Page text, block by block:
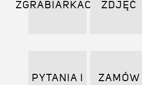
ZGRABIARKACH
ZDJĘĆ
PYTANIA I
ZAMÓW